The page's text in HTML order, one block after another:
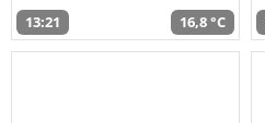
13:21 16,8 °C